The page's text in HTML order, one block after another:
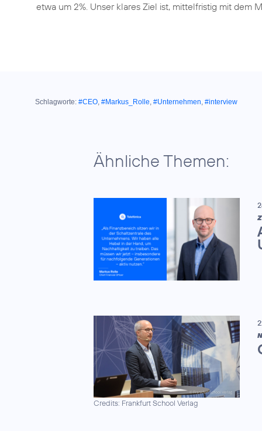
etwa um 2%. Unser klares Ziel ist, mittelfristig mit dem
Schlagworte: #CEO, #Markus_Rolle, #Unternehmen, #interview
Ähnliche Themen:
Credits: Frankfurt School Verlag